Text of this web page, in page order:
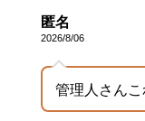
匿名
2026/8/06
管理人さん